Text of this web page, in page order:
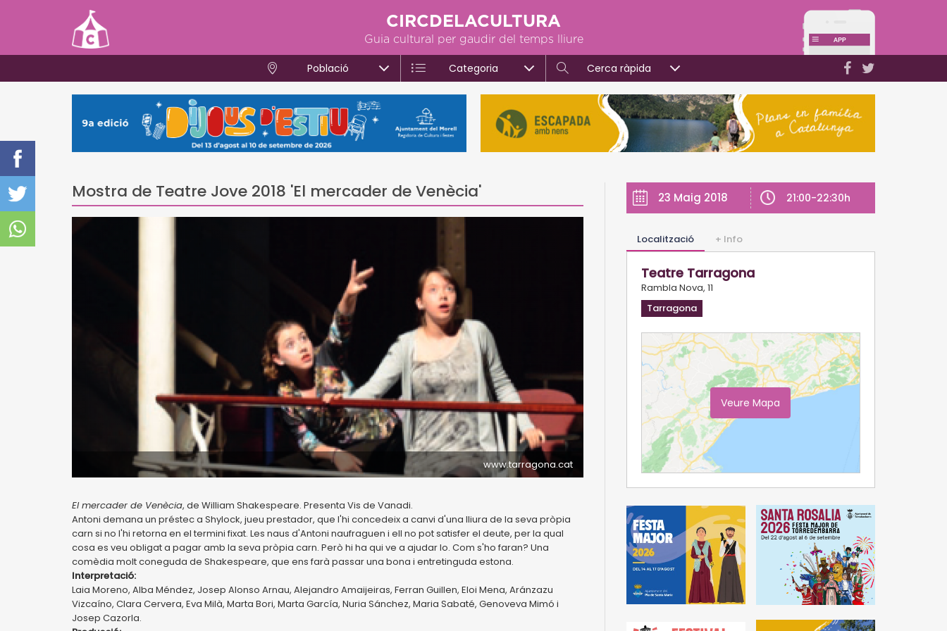
CIRCDELACULTURA
Guia cultural per gaudir del temps lliure
Població Categoria Cerca ràpida
Mostra de Teatre Jove 2018 'El mercader de Venècia'
www.tarragona.cat
El mercader de Venècia, de William Shakespeare. Presenta Vis de Vanadi.
Antoni demana un préstec a Shylock, jueu prestador, que l'hi concedeix a canvi d'una lliura de la seva pròpia
carn si no l'hi retorna en el termini fixat. Les naus d'Antoni naufraguen i ell no pot satisfer el deute, per la qual
cosa es veu obligat a pagar amb la seva pròpia carn. Però hi ha qui ve a ajudar lo. Com s'ho faran? Una
comèdia molt coneguda de Shakespeare, que ens farà passar una bona i entretinguda estona.
Interpretació:
Laia Moreno, Alba Méndez, Josep Alonso Arnau, Alejandro Amaijeiras, Ferran Guillen, Eloi Mena, Aránzazu
Vizcaíno, Clara Cervera, Eva Milà, Marta Bori, Marta García, Nuria Sánchez, Maria Sabaté, Genoveva Mimó i
Josep Cazorla.
23 Maig 2018 21:00-22:30h
Localització + Info
Teatre Tarragona
Rambla Nova, 11
Tarragona
Veure Mapa